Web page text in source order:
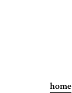
home